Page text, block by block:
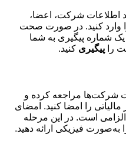
اطلاعات شرکت، اعضا،
وارد کنید. در صورت صحت
یک شماره پیگیری به شما
را پیگیری کنید.
شرکت‌ها مراجعه کرده و
را امضا کنید. امضای
است. در این مرحله
فیزیکی ارائه دهید.